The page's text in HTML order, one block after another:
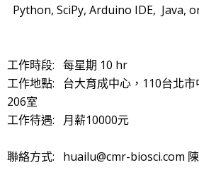
Python, SciPy, Arduino IDE, Java,
工作時段: 每星期 10 hr
工作地點: 台大育成中心，110台北
206室
工作待遇: 月薪10000元
聯絡方式: huailu@cmr-biosci.com